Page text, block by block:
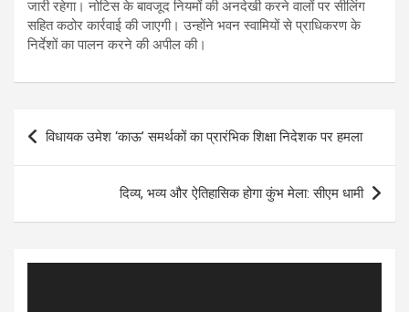
जारी रहेगा। नोटिस के बावजूद नियमों की अनदेखी करने वालों पर सीलिंग
सहित कठोर कार्रवाई की जाएगी। उन्होंने भवन स्वामियों से प्राधिकरण के
निर्देशों का पालन करने की अपील की।
Post
navigation
विधायक उमेश ‘काऊ’ समर्थकों का प्रारंभिक शिक्षा निदेशक पर हमला
दिव्य, भव्य और ऐतिहासिक होगा कुंभ मेला: सीएम धामी